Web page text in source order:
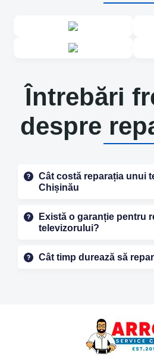
Întrebări
despre
Cât costă reparația unui
Chișinău
Există o garanție pentru
televizorului?
Cât timp durează să